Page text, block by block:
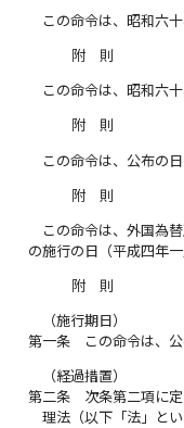
この命令は、昭和六
附 則
この命令は、昭和六
附 則
この命令は、公布の日
附 則
この命令は、外国為
の施行の日（平成四年
附 則
（施行期日）
第一条
この命令は、
（経過措置）
第二条
次条第二項に
理法（以下「法」と